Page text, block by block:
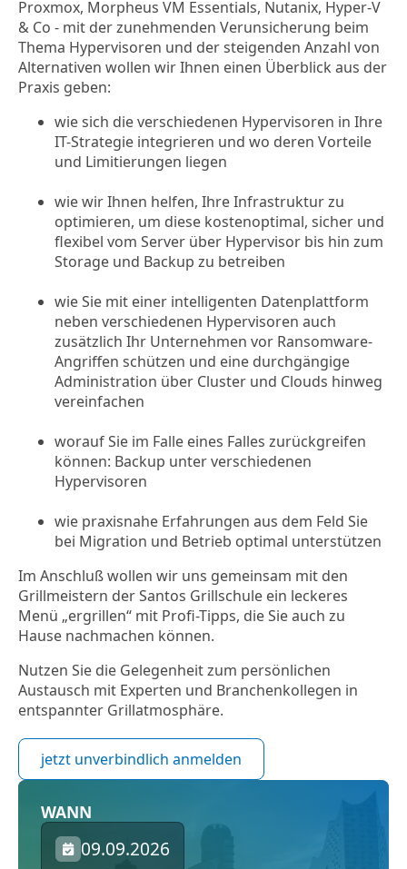
Proxmox, Morpheus VM Essentials, Nutanix, Hyper-V
& Co - mit der zunehmenden Verunsicherung beim
Thema Hypervisoren und der steigenden Anzahl von
Alternativen wollen wir Ihnen einen Überblick aus der
Praxis geben:
wie sich die verschiedenen Hypervisoren in Ihre
IT-Strategie integrieren und wo deren Vorteile
und Limitierungen liegen
wie wir Ihnen helfen, Ihre Infrastruktur zu
optimieren, um diese kostenoptimal, sicher und
flexibel vom Server über Hypervisor bis hin zum
Storage und Backup zu betreiben
wie Sie mit einer intelligenten Datenplattform
neben verschiedenen Hypervisoren auch
zusätzlich Ihr Unternehmen vor Ransomware-
Angriffen schützen und eine durchgängige
Administration über Cluster und Clouds hinweg
vereinfachen
worauf Sie im Falle eines Falles zurückgreifen
können: Backup unter verschiedenen
Hypervisoren
wie praxisnahe Erfahrungen aus dem Feld Sie
bei Migration und Betrieb optimal unterstützen
Im Anschluß wollen wir uns gemeinsam mit den
Grillmeistern der Santos Grillschule ein leckeres
Menü „ergrillen“ mit Profi-Tipps, die Sie auch zu
Hause nachmachen können.
Nutzen Sie die Gelegenheit zum persönlichen
Austausch mit Experten und Branchenkollegen in
entspannter Grillatmosphäre.
jetzt unverbindlich anmelden
WANN
09.09.2026